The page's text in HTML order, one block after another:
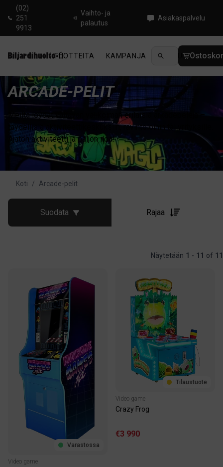
(02)
251
9913
Vaihto- ja
palautus
Asiakaspalvelu
TUOTTEITA KAMPANJA UUTUUDET
ARCADE-PELIT
Meiltä löydät valtavan valikoiman erilaisia arkadepelejä –
täydellisiä aktiviteettikeskuksiin, ravintoloihin tai yrityksille.
Ajaton aktiviteetti ja paljon iloa!
Koti / Arcade-pelit
Suodata Rajaa
Näytetään 1 - 11 of 11
Varastossa
Video game
Tilaustuote
Video game
Crazy Frog
€3 990